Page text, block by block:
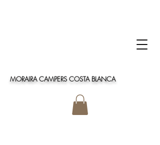
MORAIRA CAMPERS COSTA BLANCA